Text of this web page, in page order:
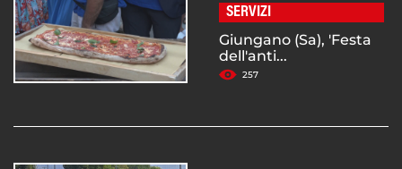
SERVIZI
Giungano (Sa), 'Festa
dell'anti...
257